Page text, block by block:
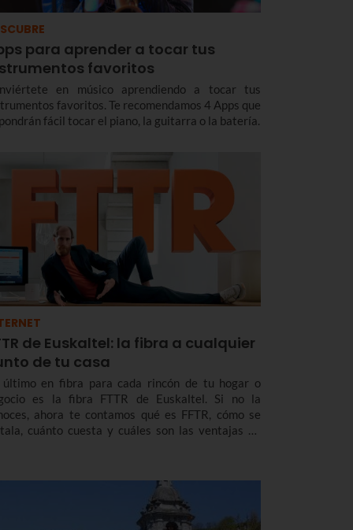
para aprender a tocar tus
favoritos
en músico aprendiendo a tocar tus
favoritos. Te recomendamos 4 Apps que
fácil tocar el piano, la guitarra o la batería.
de Euskaltel: la fibra a cualquier
de tu casa
último en fibra para cada rincón de tu hogar o
es la fibra FTTR de Euskaltel. Si no la
ahora te contamos qué es FFTR, cómo se
cuánto cuesta y cuáles son las ventajas de